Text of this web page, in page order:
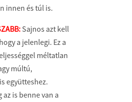
innen és túl is.
Sajnos azt kell
a jelenlegi. Ez a
méltatlan
múltú,
együtteshez.
az is benne van a